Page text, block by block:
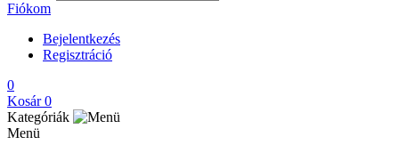
Fiókom
Bejelentkezés
Regisztráció
0
Kosár 0
Kategóriák
Menü